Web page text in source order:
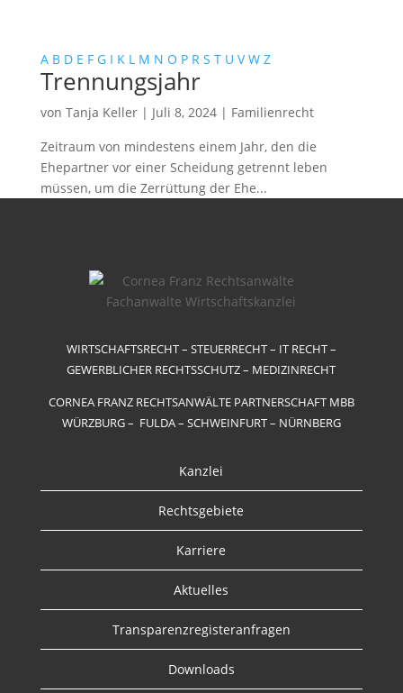
A B D E F G I K L M N O P R S T U V W Z
Trennungsjahr
von Tanja Keller| Juli 8, 2024| Familienrecht
Zeitraum von mindestens einem Jahr, den die
Ehepartner vor einer Scheidung getrennt leben
müssen, um die Zerrüttung der Ehe...
WIRTSCHAFTSRECHT – STEUERRECHT – IT RECHT –
GEWERBLICHER RECHTSSCHUTZ – MEDIZINRECHT
CORNEA FRANZ RECHTSANWÄLTE PARTNERSCHAFT MBB
WÜRZBURG – FULDA – SCHWEINFURT – NÜRNBERG
Kanzlei
Rechtsgebiete
Karriere
Aktuelles
Transparenzregisteranfragen
Downloads